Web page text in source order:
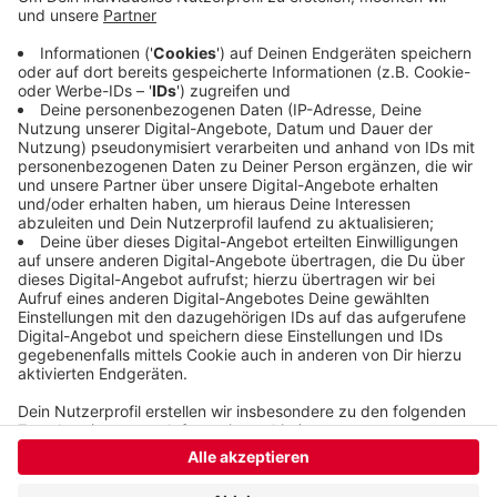
wenigen Metern Abstand und ungefähr 25 km/h ab.
An Bord sind mehrere Fachleute, die sie
beobachten und fotografieren. Falls nötig, werden
die Leitungen später ausgebessert.
Veröffentlicht:Dienstag, 24.09.2024 16:11
Anzeige
Anzeige